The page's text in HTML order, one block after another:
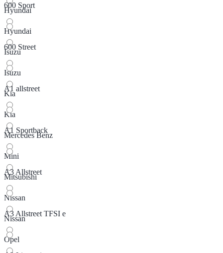
Hyundai
Hyundai
Isuzu
Isuzu
Kia
Kia
Mercedes Benz
Mini
Mitsubishi
Nissan
Nissan
Opel
600 Sport
600 Street
A1 allstreet
A1 Sportback
A3 Allstreet
A3 Allstreet TFSI e